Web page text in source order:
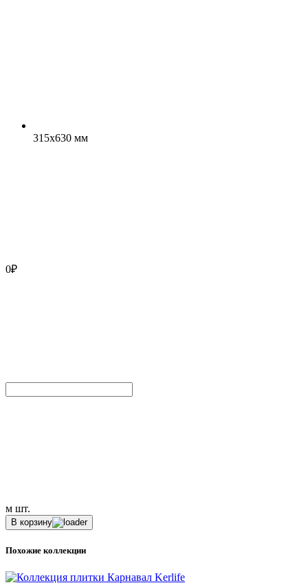
315x630 мм
0₽
м шт.
В корзину
Похожие коллекции